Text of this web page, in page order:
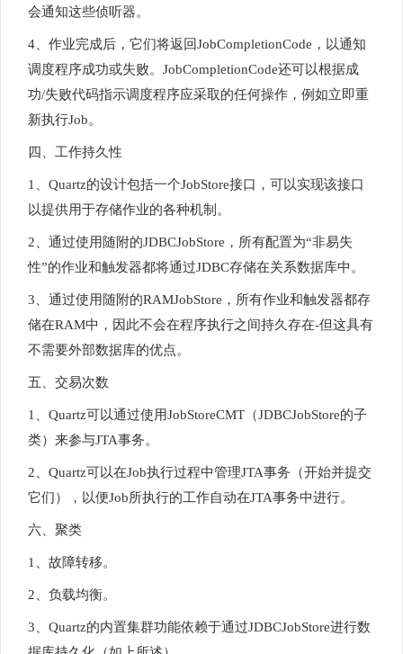
会通知这些侦听器。
4、作业完成后，它们将返回JobCompletionCode，以通知
调度程序成功或失败。JobCompletionCode还可以根据成
功/失败代码指示调度程序应采取的任何操作，例如立即重
新执行Job。
四、工作持久性
1、Quartz的设计包括一个JobStore接口，可以实现该接口
以提供用于存储作业的各种机制。
2、通过使用随附的JDBCJobStore，所有配置为“非易失
性”的作业和触发器都将通过JDBC存储在关系数据库中。
3、通过使用随附的RAMJobStore，所有作业和触发器都存
储在RAM中，因此不会在程序执行之间持久存在-但这具有
不需要外部数据库的优点。
五、交易次数
1、Quartz可以通过使用JobStoreCMT（JDBCJobStore的子
类）来参与JTA事务。
2、Quartz可以在Job执行过程中管理JTA事务（开始并提交
它们），以便Job所执行的工作自动在JTA事务中进行。
六、聚类
1、故障转移。
2、负载均衡。
3、Quartz的内置集群功能依赖于通过JDBCJobStore进行数